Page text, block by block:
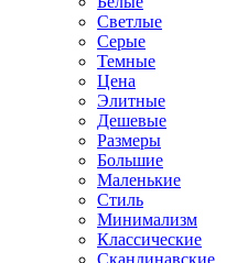
Светлые
Серые
Темные
Цена
Элитные
Дешевые
Размеры
Большие
Маленькие
Стиль
Минимализм
Классические
Скандинавские